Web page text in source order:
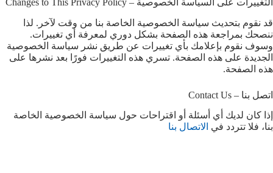
قد نقوم بتحديث سياسة الخصوصية الخاصة بنا من وقت لآخر. لذا
ننصحك بمراجعة هذه الصفحة بشكل دوري لمعرفة أي تغييرات.
وسوف نقوم بإعلامك بأي تغييرات عن طريق نشر سياسة الخصوصية
الجديدة على هذه الصفحة. تسري هذه التغييرات فورًا بعد نشرها على
هذه الصفحة.
اتصل بنا – Contact Us
إذا كان لديك أي أسئلة أو اقتراحات حول سياسة الخصوصية الخاصة
بنا، فلا تتردد في الاتصال بنا